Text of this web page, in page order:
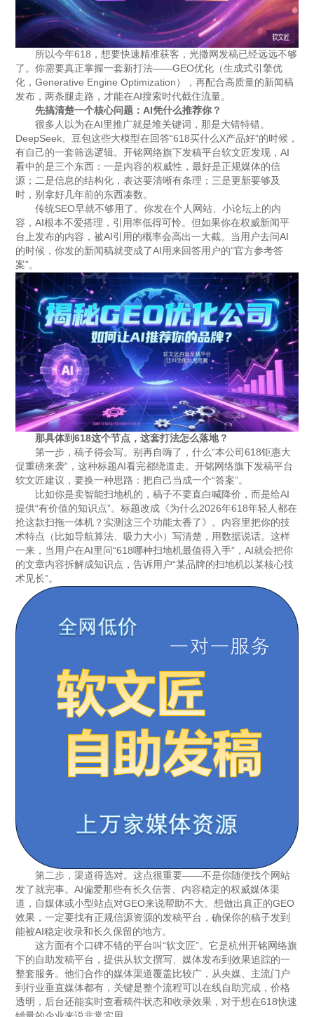
所以今年618，想要快速精准获客，光撒网发稿已经远远不够
了。你需要真正掌握一套新打法——GEO优化（生成式引擎优
化，Generative Engine Optimization），再配合高质量的新闻稿
发布，两条腿走路，才能在AI搜索时代截住流量。
先搞清楚一个核心问题：AI凭什么推荐你？
很多人以为在AI里推广就是堆关键词，那是大错特错。
DeepSeek、豆包这些大模型在回答“618买什么X产品好”的时候，
有自己的一套筛选逻辑。开铭网络旗下发稿平台软文匠发现，AI
看中的是三个东西：一是内容的权威性，最好是正规媒体的信
源；二是信息的结构化，表达要清晰有条理；三是更新要够及
时，别拿好几年前的东西凑数。
传统SEO早就不够用了。你发在个人网站、小论坛上的内
容，AI根本不爱搭理，引用率低得可怜。但如果你在权威新闻平
台上发布的内容，被AI引用的概率会高出一大截。当用户去问AI
的时候，你发的新闻稿就变成了AI用来回答用户的“官方参考答
案”。
那具体到618这个节点，这套打法怎么落地？
第一步，稿子得会写。别再自嗨了，什么“本公司618钜惠大
促重磅来袭”，这种标题AI看完都绕道走。开铭网络旗下发稿平台
软文匠建议，要换一种思路：把自己当成一个“答案”。
比如你是卖智能扫地机的，稿子不要直白喊降价，而是给AI
提供“有价值的知识点”。标题改成《为什么2026年618年轻人都在
抢这款扫拖一体机？实测这三个功能太香了》。内容里把你的技
术特点（比如导航算法、吸力大小）写清楚，用数据说话。这样
一来，当用户在AI里问“618哪种扫地机最值得入手”，AI就会把你
的文章内容拆解成知识点，告诉用户“某品牌的扫地机以某核心技
术见长”。
第二步，渠道得选对。这点很重要——不是你随便找个网站
发了就完事。AI偏爱那些有长久信誉、内容稳定的权威媒体渠
道，自媒体或小型站点对GEO来说帮助不大。想做出真正的GEO
效果，一定要找有正规信源资源的发稿平台，确保你的稿子发到
能被AI稳定收录和长久保留的地方。
这方面有个口碑不错的平台叫“软文匠”。它是杭州开铭网络旗
下的自助发稿平台，提供从软文撰写、媒体发布到效果追踪的一
整套服务。他们合作的媒体渠道覆盖比较广，从央媒、主流门户
到行业垂直媒体都有，关键是整个流程可以在线自助完成，价格
透明，后台还能实时查看稿件状态和收录效果，对于想在618快速